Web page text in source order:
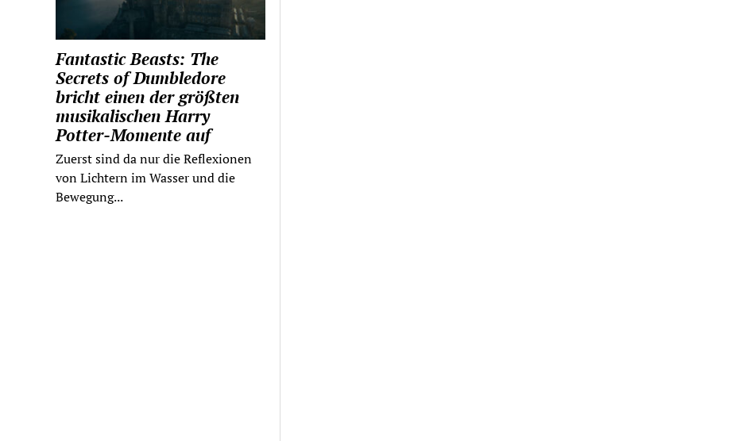
Fantastic Beasts: The
Secrets of Dumbledore
bricht einen der größten
musikalischen Harry
Potter-Momente auf
Zuerst sind da nur die Reflexionen
von Lichtern im Wasser und die
Bewegung...